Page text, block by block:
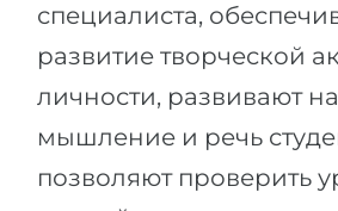
специалиста,
развитие творческой
личности, развивают
мышление и речь
позволяют проверить